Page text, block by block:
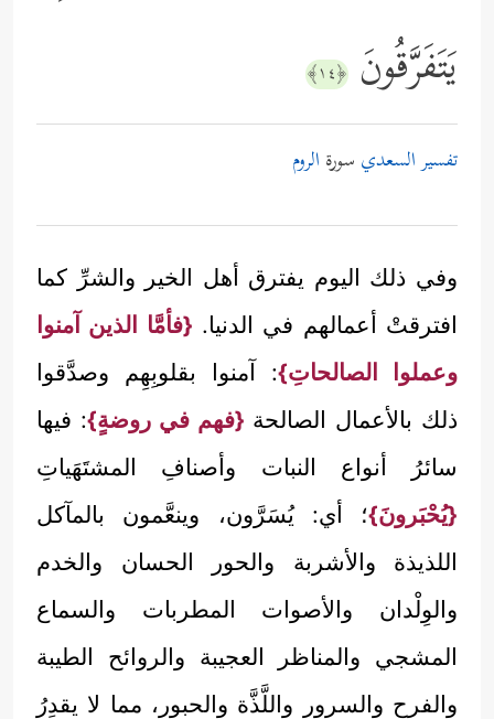
یَتَفَرَّقُونَ ﴿١٤﴾
تفسير السعدي سورة الروم
وفي ذلك اليوم يفترق أهل الخير والشرِّ كما
افترقتْ أعمالهم في الدنيا. {فأمَّا الذين آمنوا
وعملوا الصالحاتِ}: آمنوا بقلوبِهِم وصدَّقوا
ذلك بالأعمال الصالحة {فهم في روضةٍ}: فيها
سائرُ أنواع النبات وأصنافِ المشتَهَياتِ
{يُحْبَرونَ}؛ أي: يُسَرَّون، وينعَّمون بالمآكل
اللذيذة والأشربة والحور الحسان والخدم
والوِلْدان والأصوات المطربات والسماع
المشجي والمناظر العجيبة والروائح الطيبة
والفرح والسرور واللَّذَّة والحبور، مما لا يقدِرُ